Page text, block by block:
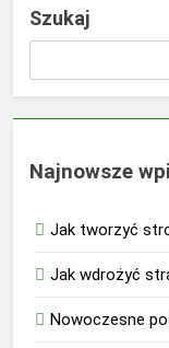
Szukaj
Najnowsze
Jak tworzyć
Jak wdrożyć
Nowoczesne